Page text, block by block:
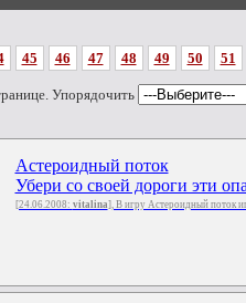
45 46 47 48 49 50 51
Упорядочить
Астероидный поток
Убери со своей дороги эти
[24.06.2008: vitalina], В игру Астероидный поток